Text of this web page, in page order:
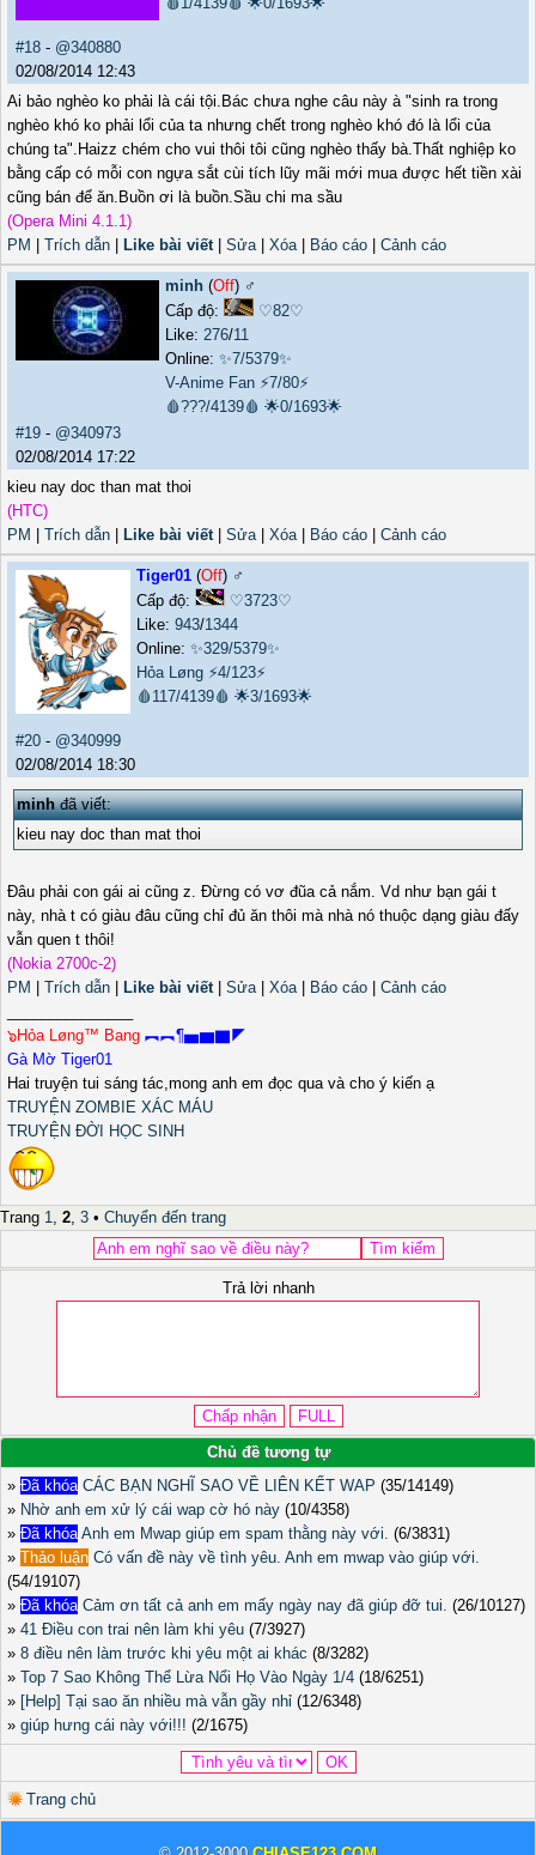
#18 - @340880
02/08/2014 12:43
Ai bảo nghèo ko phải là cái tội.Bác chưa nghe câu này à "sinh ra trong
nghèo khó ko phải lổi của ta nhưng chết trong nghèo khó đó là lổi của
chúng ta".Haizz chém cho vui thôi tôi cũng nghèo thấy bà.Thất nghiệp ko
bằng cấp có mỗi con ngựa sắt cùi tích lũy mãi mới mua được hết tiền xài
cũng bán để ăn.Buồn ơi là buồn.Sầu chi ma sầu
(Opera Mini 4.1.1)
PM
Trích dẫn Like bài viết| Sửa| Xóa| Báo cáo Cảnh cáo
minh (Off) ♂️
Cấp độ:
♡82♡
Like: 276/11
Online: ✨7/5379✨
V-Anime Fan ⚡7/80⚡
🩸???/4139🩸 🌟0/1693🌟
#19 - @340973
02/08/2014 17:22
kieu nay doc than mat thoi
(HTC)
PM
Trích dẫn Like bài viết| Sửa| Xóa| Báo cáo Cảnh cáo
Tiger01 (Off) ♂️
Cấp độ:
♡3723♡
Like:943/1344
Online:✨329/5379✨
Hỏa Løng ⚡4/123⚡
🩸117/4139🩸 🌟3/1693🌟
#20 - @340999
02/08/2014 18:30
minhđã viết:
kieu nay doc than mat thoi
Đâu phải con gái ai cũng z. Đừng có vơ đũa cả nắm. Vd như bạn gái t
này, nhà t có giàu đâu cũng chỉ đủ ăn thôi mà nhà nó thuộc dạng giàu đấy
vẫn quen t thôi!
(Nokia 2700c-2)
PM
Trích dẫn Like bài viết| Sửa| Xóa| Báo cáo
Cảnh cáo
๖Hỏa Løng™ Bang ︻︻¶▅▆▇◤
Gà Mờ Tiger01
Hai truyện tui sáng tác,mong anh em đọc qua và cho ý kiến ạ
TRUYỆN ZOMBIE XÁC MÁU
TRUYỆN ĐỜI HỌC SINH
Trang 1, 2, 3 • Chuyển đến trang
Trả lời nhanh
Chủ đề tương tự
» Đã khóa CÁC BẠN NGHĨ SAO VỀ LIÊN KẾT WAP (35/14149)
» Nhờ anh em xử lý cái wap cờ hó này (10/4358)
» Đã khóa Anh em Mwap giúp em spam thằng này với. (6/3831)
» Thảo luận Có vấn đề này về tình yêu. Anh em mwap vào giúp với.
(54/19107)
» Đã khóa Cảm ơn tất cả anh em mấy ngày nay đã giúp đỡ tui. (26/10127)
» 41 Điều con trai nên làm khi yêu (7/3927)
» 8 điều nên làm trước khi yêu một ai khác (8/3282)
» Top 7 Sao Không Thể Lừa Nổi Họ Vào Ngày 1/4 (18/6251)
» [Help] Tại sao ăn nhiều mà vẫn gầy nhỉ (12/6348)
» giúp hưng cái này với!!! (2/1675)
Trang chủ